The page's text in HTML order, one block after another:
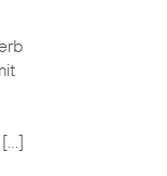
[…]